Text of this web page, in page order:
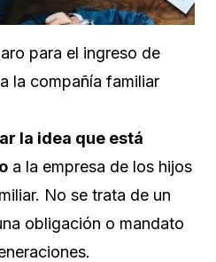
para el ingreso de
la compañía familiar
la idea que está
a la empresa de los hijos
No se trata de un
obligación o mandato